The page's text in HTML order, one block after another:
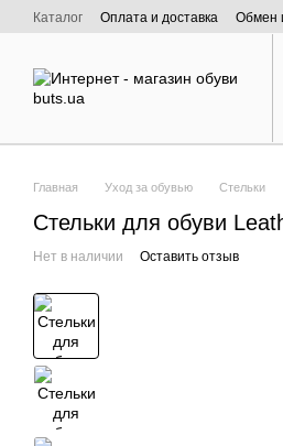
Перейти к основному контенту
Каталог Оплата и доставка Обмен
О нас
Главная Уход за обувью Стельки
Стельки для обуви
Нет в наличии Оставить отзыв